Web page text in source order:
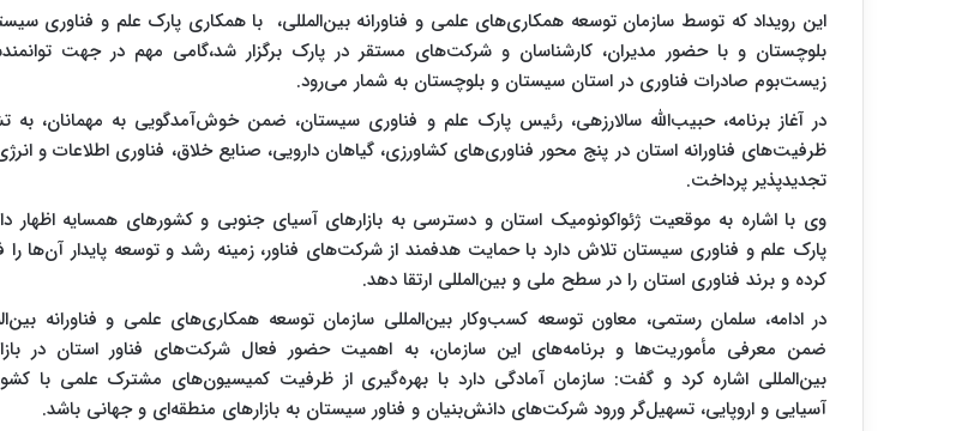
این رویداد که توسط سازمان توسعه همکاری‌های علمی و فناورانه بین‌المللی، با همکاری پارک علم و فناوری
بلوچستان و با حضور مدیران، کارشناسان و شرکت‌های مستقر در پارک برگزار شد،گامی مهم در جهت
زیست‌بوم صادرات فناوری در استان سیستان و بلوچستان به شمار می‌رود.
در آغاز برنامه، حبیب‌الله سالارزهی، رئیس پارک علم و فناوری سیستان، ضمن خوش‌آمدگویی به مهمانان، به
ظرفیت‌های فناورانه استان در پنج محور فناوری‌های کشاورزی، گیاهان دارویی، صنایع خلاق، فناوری اطلاعات و
تجدیدپذیر پرداخت.
وی با اشاره به موقعیت ژئواکونومیک استان و دسترسی به بازارهای آسیای جنوبی و کشورهای همسایه اظهار
پارک علم و فناوری سیستان تلاش دارد با حمایت هدفمند از شرکت‌های فناور، زمینه رشد و توسعه پایدار آن‌ها را
کرده و برند فناوری استان را در سطح ملی و بین‌المللی ارتقا دهد.
در ادامه، سلمان رستمی، معاون توسعه کسب‌وکار بین‌المللی سازمان توسعه همکاری‌های علمی و فناورانه
ضمن معرفی مأموریت‌ها و برنامه‌های این سازمان، به اهمیت حضور فعال شرکت‌های فناور استان در
بین‌المللی اشاره کرد و گفت: سازمان آمادگی دارد با بهره‌گیری از ظرفیت کمیسیون‌های مشترک علمی با
آسیایی و اروپایی، تسهیل‌گر ورود شرکت‌های دانش‌بنیان و فناور سیستان به بازارهای منطقه‌ای و جهانی باشد.